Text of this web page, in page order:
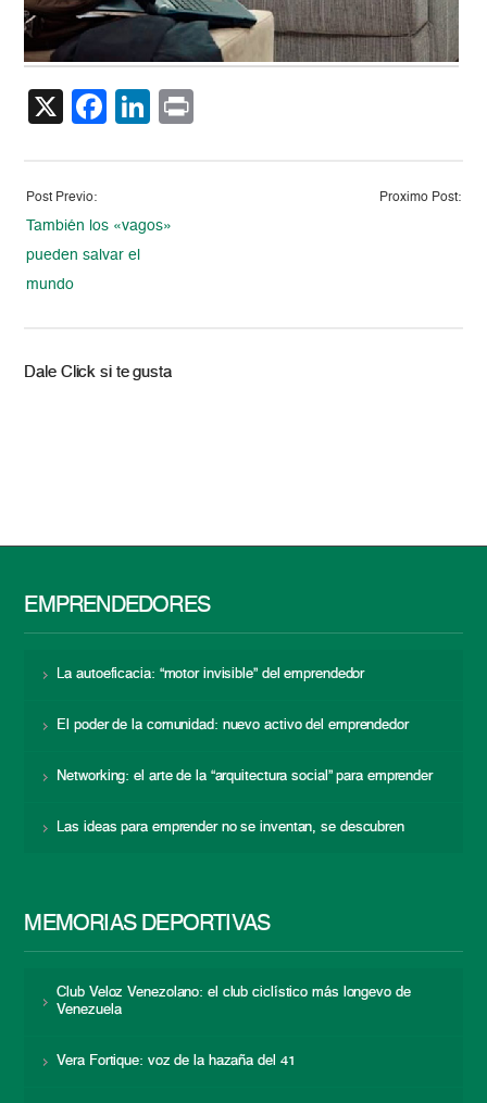
X Facebook
LinkedIn
Post Previo:
También los «vagos»
pueden salvar el
mundo
Proximo Post:
Dale Click si te gusta
EMPRENDEDORES
La autoeficacia: “motor invisible” del emprendedor
El poder de la comunidad: nuevo activo del emprendedor
Networking: el arte de la “arquitectura social” para emprender
Las ideas para emprender no se inventan, se descubren
MEMORIAS DEPORTIVAS
Club Veloz Venezolano: el club ciclístico más longevo de
Venezuela
Vera Fortique: voz de la hazaña del 41